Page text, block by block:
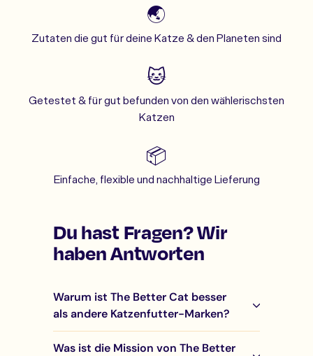
🌏
Zutaten die gut für deine Katze & den Planeten sind
🐱
Getestet & für gut befunden von den wählerischsten
Katzen
📦
Einfache, flexible und nachhaltige Lieferung
Du hast Fragen? Wir
haben Antworten
Warum ist The Better Cat besser
als andere Katzenfutter-Marken?
Was ist die Mission von The Better